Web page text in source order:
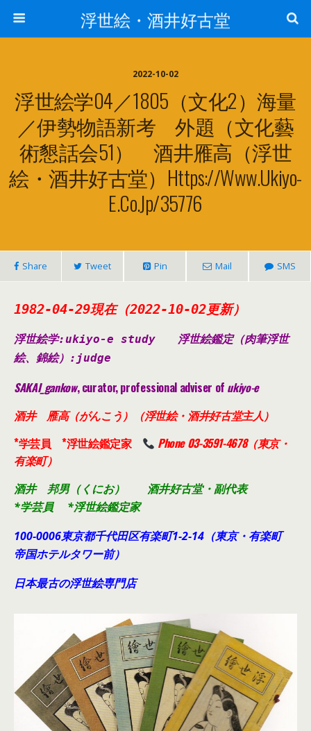
浮世絵・酒井好古堂
2022-10-02
浮世絵学04／1805（文化2）海量
／伊勢物語新考 外題（文化藝
術懇話会51） 酒井雁高（浮世
絵・酒井好古堂）https://www.ukiyo-
E.co.jp/35776
Share Tweet Pin Mail SMS
1982-04-29現在（2022-10-02更新）
浮世絵学:ukiyo-e study 浮世絵鑑定（肉筆浮世
絵、錦絵） :judge
SAKAI_gankow, curator, professional adviser of ukiyo-e
酒井 雁高（がんこう）（浮世絵・酒井好古堂主人）
*学芸員 *浮世絵鑑定家
Phone 03-3591-4678（東京・
有楽町）
酒井 邦男（くにお） 酒井好古堂・副代表
*学芸員 *浮世絵鑑定家
100-0006東京都千代田区有楽町1-2-14（東京・有楽町
帝国ホテルタワー前）
日本最古の浮世絵専門店